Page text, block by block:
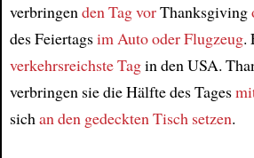
verbringenden Tag vorThanksgiving
des Feiertagsim Auto oder Flugzeug.
verkehrsreichste Tagin den USA.
verbringen sie die Hälfte des Tages
sichan den gedeckten Tisch setzen.